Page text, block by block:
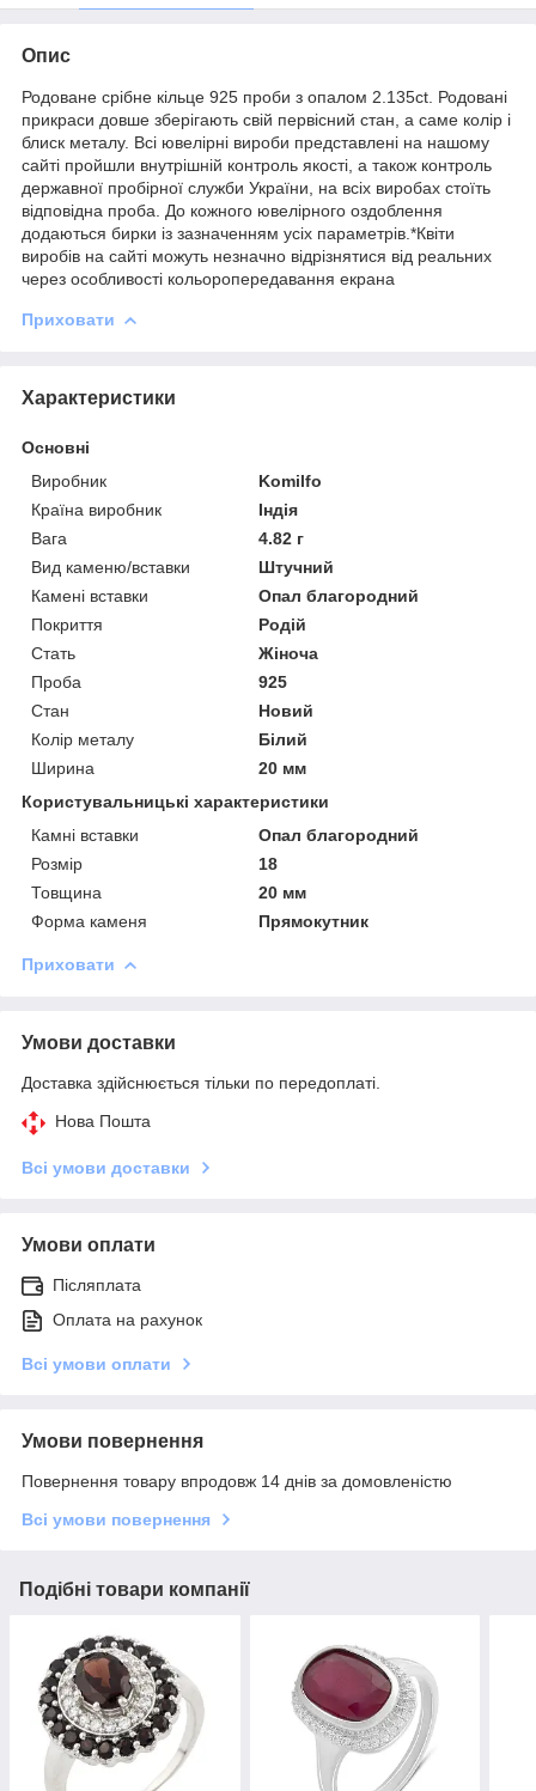
Опис
Родоване срібне кільце 925 проби з опалом 2.135ct. Родовані
прикраси довше зберігають свій первісний стан, а саме колір і
блиск металу. Всі ювелірні вироби представлені на нашому
сайті пройшли внутрішній контроль якості, а також контроль
державної пробірної служби України, на всіх виробах стоїть
відповідна проба. До кожного ювелірного оздоблення
додаються бирки із зазначенням усіх параметрів.*Квіти
виробів на сайті можуть незначно відрізнятися від реальних
через особливості кольоропередавання екрана
Приховати
Характеристики
Основні
Виробник
Komilfo
Країна виробник
Індія
Вага
4.82 г
Вид каменю/вставки
Штучний
Камені вставки
Опал благородний
Покриття
Родій
Стать
Жіноча
Проба
925
Стан
Новий
Колір металу
Білий
Ширина
20 мм
Користувальницькі характеристики
Камні вставки
Опал благородний
Розмір
18
Товщина
20 мм
Форма каменя
Прямокутник
Приховати
Умови доставки
Доставка здійснюється тільки по передоплаті.
Нова Пошта
Всі умови доставки
Умови оплати
Післяплата
Оплата на рахунок
Всі умови оплати
Умови повернення
Повернення товару впродовж 14 днів за домовленістю
Всі умови повернення
Подібні товари компанії